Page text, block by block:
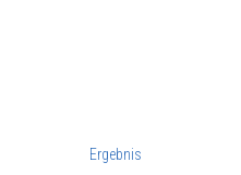
Ergebnis